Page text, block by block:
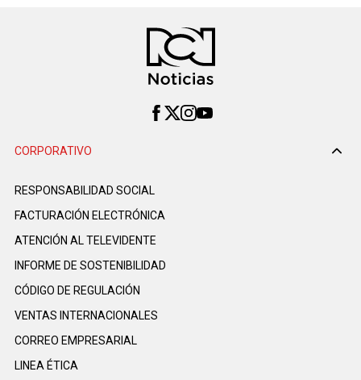
CORPORATIVO
RESPONSABILIDAD SOCIAL
FACTURACIÓN ELECTRÓNICA
ATENCIÓN AL TELEVIDENTE
INFORME DE SOSTENIBILIDAD
CÓDIGO DE REGULACIÓN
VENTAS INTERNACIONALES
CORREO EMPRESARIAL
LINEA ÉTICA